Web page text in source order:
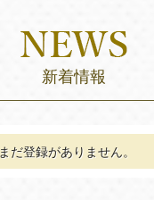
新着情報
まだ登録がありません。